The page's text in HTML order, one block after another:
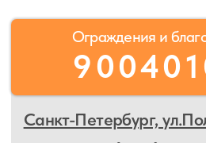
9004010.RU
+7 (812) 900-40-10